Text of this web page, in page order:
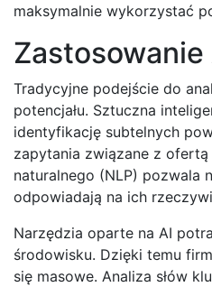
maksymalnie wykorzystać
Zastosowanie
Tradycyjne podejście do
potencjału. Sztuczna
identyfikację subtelnych
zapytania związane z
naturalnego (NLP) pozwala
odpowiadają na ich
Narzędzia oparte na AI
środowisku. Dzięki temu
się masowe. Analiza słów